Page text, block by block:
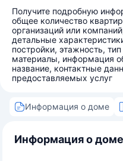
Получите подробную
общее количество
организаций или
детальные
постройки, этажность,
материалы, информация
название, контактные
предоставляемых услуг
Информация о доме
Информация о доме